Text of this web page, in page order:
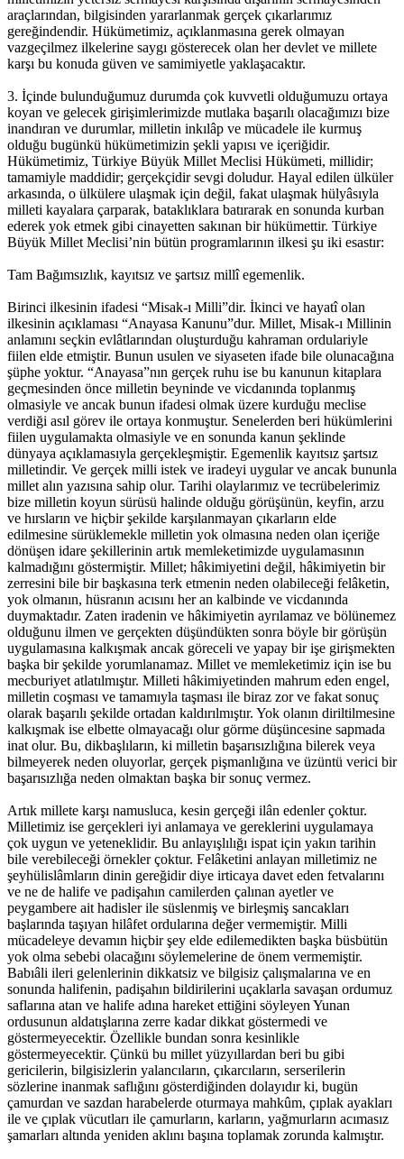
araçlarından, bilgisinden yararlanmak gerçek çıkarlarımız
gereğindendir. Hükümetimiz, açıklanmasına gerek olmayan
vazgeçilmez ilkelerine saygı gösterecek olan her devlet ve millete
karşı bu konuda güven ve samimiyetle yaklaşacaktır.
3. İçinde bulunduğumuz durumda çok kuvvetli olduğumuzu ortaya
koyan ve gelecek girişimlerimizde mutlaka başarılı olacağımızı bize
inandıran ve durumlar, milletin inkılâp ve mücadele ile kurmuş
olduğu bugünkü hükümetimizin şekli yapısı ve içeriğidir.
Hükümetimiz, Türkiye Büyük Millet Meclisi Hükümeti, millidir;
tamamiyle maddidir; gerçekçidir sevgi doludur. Hayal edilen ülküler
arkasında, o ülkülere ulaşmak için değil, fakat ulaşmak hülyâsıyla
milleti kayalara çarparak, bataklıklara batırarak en sonunda kurban
ederek yok etmek gibi cinayetten sakınan bir hükümettir. Türkiye
Büyük Millet Meclisi’nin bütün programlarının ilkesi şu iki esastır:
Tam Bağımsızlık, kayıtsız ve şartsız millî egemenlik.
Birinci ilkesinin ifadesi “Misak-ı Milli”dir. İkinci ve hayatî olan
ilkesinin açıklaması “Anayasa Kanunu”dur. Millet, Misak-ı Millinin
anlamını seçkin evlâtlarından oluşturduğu kahraman ordulariyle
fiilen elde etmiştir. Bunun usulen ve siyaseten ifade bile olunacağına
şüphe yoktur. “Anayasa”nın gerçek ruhu ise bu kanunun kitaplara
geçmesinden önce milletin beyninde ve vicdanında toplanmış
olmasiyle ve ancak bunun ifadesi olmak üzere kurduğu meclise
verdiği asıl görev ile ortaya konmuştur. Senelerden beri hükümlerini
fiilen uygulamakta olmasiyle ve en sonunda kanun şeklinde
dünyaya açıklamasıyla gerçekleşmiştir. Egemenlik kayıtsız şartsız
milletindir. Ve gerçek milli istek ve iradeyi uygular ve ancak bununla
millet alın yazısına sahip olur. Tarihi olaylarımız ve tecrübelerimiz
bize milletin koyun sürüsü halinde olduğu görüşünün, keyfin, arzu
ve hırsların ve hiçbir şekilde karşılanmayan çıkarların elde
edilmesine sürüklemekle milletin yok olmasına neden olan içeriğe
dönüşen idare şekillerinin artık memleketimizde uygulamasının
kalmadığını göstermiştir. Millet; hâkimiyetini değil, hâkimiyetin bir
zerresini bile bir başkasına terk etmenin neden olabileceği felâketin,
yok olmanın, hüsranın acısını her an kalbinde ve vicdanında
duymaktadır. Zaten iradenin ve hâkimiyetin ayrılamaz ve bölünemez
olduğunu ilmen ve gerçekten düşündükten sonra böyle bir görüşün
uygulamasına kalkışmak ancak göreceli ve yapay bir işe girişmekten
başka bir şekilde yorumlanamaz. Millet ve memleketimiz için ise bu
mecburiyet atlatılmıştır. Milleti hâkimiyetinden mahrum eden engel,
milletin coşması ve tamamıyla taşması ile biraz zor ve fakat sonuç
olarak başarılı şekilde ortadan kaldırılmıştır. Yok olanın diriltilmesine
kalkışmak ise elbette olmayacağı olur görme düşüncesine sapmada
inat olur. Bu, dikbaşlıların, ki milletin başarısızlığına bilerek veya
bilmeyerek neden oluyorlar, gerçek pişmanlığına ve üzüntü verici bir
başarısızlığa neden olmaktan başka bir sonuç vermez.
Artık millete karşı namusluca, kesin gerçeği ilân edenler çoktur.
Milletimiz ise gerçekleri iyi anlamaya ve gereklerini uygulamaya
çok uygun ve yeteneklidir. Bu anlayışlılığı ispat için yakın tarihin
bile verebileceği örnekler çoktur. Felâketini anlayan milletimiz ne
şeyhülislâmların dinin gereğidir diye irticaya davet eden fetvalarını
ve ne de halife ve padişahın camilerden çalınan ayetler ve
peygambere ait hadisler ile süslenmiş ve birleşmiş sancakları
başlarında taşıyan hilâfet ordularına değer vermemiştir. Milli
mücadeleye devamın hiçbir şey elde edilemedikten başka büsbütün
yok olma sebebi olacağını söylemelerine de önem vermemiştir.
Babıâli ileri gelenlerinin dikkatsiz ve bilgisiz çalışmalarına ve en
sonunda halifenin, padişahın bildirilerini uçaklarla savaşan ordumuz
saflarına atan ve halife adına hareket ettiğini söyleyen Yunan
ordusunun aldatışlarına zerre kadar dikkat göstermedi ve
göstermeyecektir. Özellikle bundan sonra kesinlikle
göstermeyecektir. Çünkü bu millet yüzyıllardan beri bu gibi
gericilerin, bilgisizlerin yalancıların, çıkarcıların, serserilerin
sözlerine inanmak saflığını gösterdiğinden dolayıdır ki, bugün
çamurdan ve sazdan harabelerde oturmaya mahkûm, çıplak ayakları
ile ve çıplak vücutları ile çamurların, karların, yağmurların acımasız
şamarları altında yeniden aklını başına toplamak zorunda kalmıştır.